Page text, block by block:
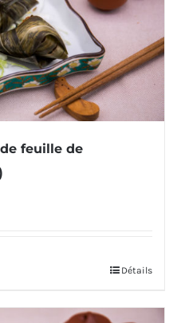
feuille de
Détails